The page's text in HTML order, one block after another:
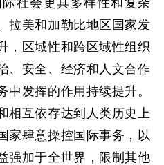
社会更具多样性和复杂
拉美和加勒比地区国家发
，区域性和跨区域性组织
、安全、经济和人文合作
中发挥的作用持续提升。
相互依存达到人类历史上
家肆意操控国际事务，以
强加于全世界，限制其他